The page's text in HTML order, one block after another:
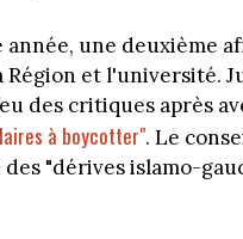
année, une deuxième
et l'université.
des critiques après
à boycotter". Le
"dérives islamo-